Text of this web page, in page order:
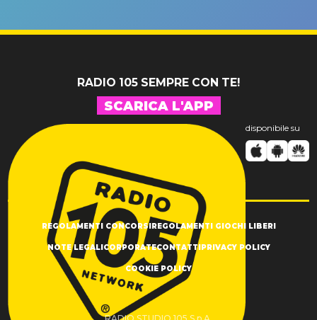
RADIO 105 SEMPRE CON TE!
SCARICA L'APP
disponibile su
REGOLAMENTI CONCORSI REGOLAMENTI GIOCHI LIBERI
NOTE LEGALI CORPORATECONTATTI PRIVACY POLICY
COOKIE POLICY